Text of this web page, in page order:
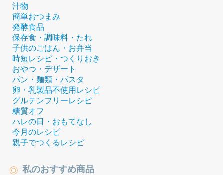
汁物
簡単おつまみ
発酵食品
保存食・調味料・たれ
子供のごはん・お弁当
時短レシピ・つくりおき
おやつ・デザート
パン・麺類・パスタ
卵・乳製品不使用レシピ
グルテンフリーレシピ
糖質オフ
ハレの日・おもてなし
今月のレシピ
親子でつくるレシピ
私のおすすめ商品